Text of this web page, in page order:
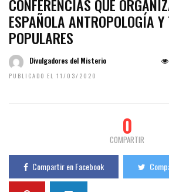
CONFERENCIAS QUE
ESPAÑOLA ANTROPOLOGÍA
POPULARES
Divulgadores del Misterio
PUBLICADO EL 11/03/2020
0
COMPARTIR
Compartir en Facebook